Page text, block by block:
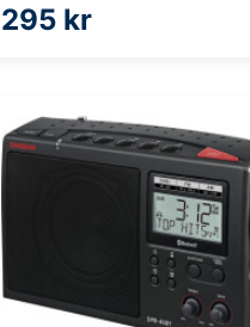
295 kr